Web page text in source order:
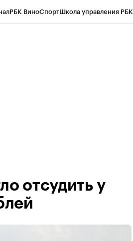
РБК ВиноСпортШкола управления РБК
отсудить у